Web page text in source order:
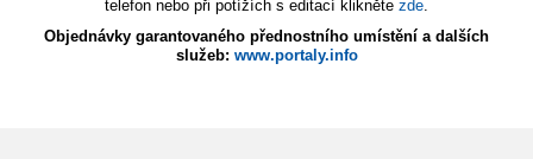
telefon nebo při potížích s editací klikněte zde.
Objednávky garantovaného přednostního umístění a dalších
služeb: www.portaly.info